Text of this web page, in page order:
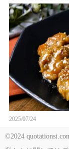
2025/07/24
©2024